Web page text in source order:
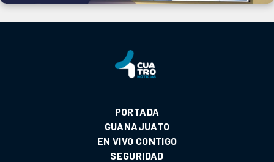
PORTADA
GUANAJUATO
EN VIVO CONTIGO
SEGURIDAD